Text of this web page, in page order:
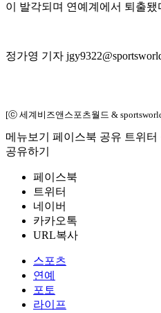
이 발각되며 연예계에서 퇴출됐
정가영 기자
[ⓒ 세계비즈앤스포츠월드 &
메뉴보기 페이스북 공유 트위터
공유하기
페이스북
트위터
네이버
카카오톡
URL복사
스포츠
연예
포토
라이프